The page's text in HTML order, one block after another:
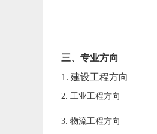
三、专业方向
1. 建设工程方向
2. 工业工程方向
3. 物流工程方向